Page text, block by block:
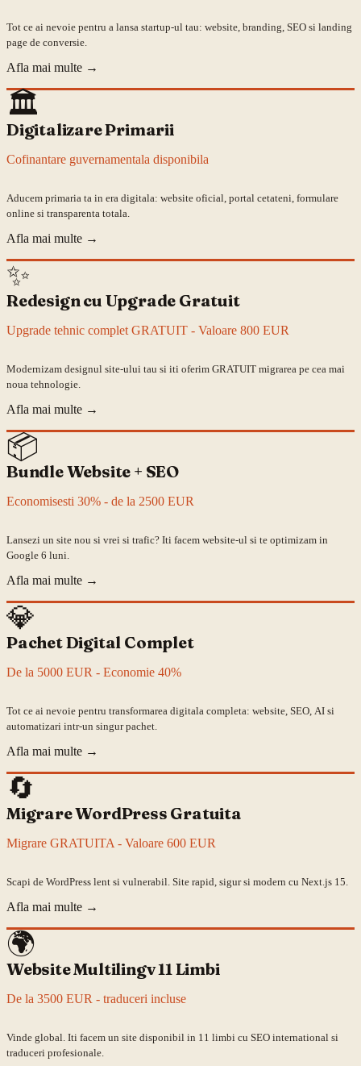
Tot ce ai nevoie pentru a lansa startup-ul tau: website, branding, SEO si landing
page de conversie.
Afla mai multe →
🏛️
Digitalizare Primarii
Cofinantare guvernamentala disponibila
Aducem primaria ta in era digitala: website oficial, portal cetateni, formulare
online si transparenta totala.
Afla mai multe →
✨
Redesign cu Upgrade Gratuit
Upgrade tehnic complet GRATUIT - Valoare 800 EUR
Modernizam designul site-ului tau si iti oferim GRATUIT migrarea pe cea mai
noua tehnologie.
Afla mai multe →
📦
Bundle Website + SEO
Economisesti 30% - de la 2500 EUR
Lansezi un site nou si vrei si trafic? Iti facem website-ul si te optimizam in
Google 6 luni.
Afla mai multe →
💎
Pachet Digital Complet
De la 5000 EUR - Economie 40%
Tot ce ai nevoie pentru transformarea digitala completa: website, SEO, AI si
automatizari intr-un singur pachet.
Afla mai multe →
🔄
Migrare WordPress Gratuita
Migrare GRATUITA - Valoare 600 EUR
Scapi de WordPress lent si vulnerabil. Site rapid, sigur si modern cu Next.js 15.
Afla mai multe →
🌍
Website Multilingv 11 Limbi
De la 3500 EUR - traduceri incluse
Vinde global. Iti facem un site disponibil in 11 limbi cu SEO international si
traduceri profesionale.